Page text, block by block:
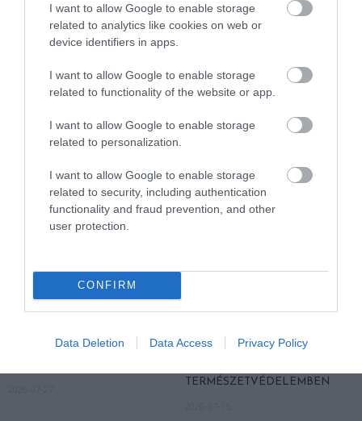
I want to allow Google to enable storage
related to analytics like cookies on web or
device identifiers in apps.
I want to allow Google to enable storage
related to functionality of the website or app.
I want to allow Google to enable storage
related to personalization.
I want to allow Google to enable storage
related to security, including authentication
functionality and fraud prevention, and other
user protection.
CONFIRM
Data Deletion Data Access Privacy Policy
A TUDÓSOK 262 ÚJ FAJT
NEVEZTEK MEG, ÉS A FÖLD
KORAI MÉG MINDENTUDÓNAK
HINNI MAGUNKAT
ÖTVEN ÉVIG ROSSZ NÉVEN
VALAKI VÉGRE RÁNÉZETT
RENDESEN
A VADKAMERA EDDIG NÉZETT,
PRÓBÁL: ÍGY SEGÍTHETI AZ AI
AZ AI NEMCSAK KÉPEKET
KIHALÁSOKAT IS
TERMÉSZETVÉDELEMBEN